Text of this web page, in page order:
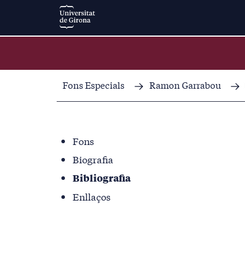
Fons Especials Ramon Garrabou
Fons
Biografia
Bibliografia
Enllaços